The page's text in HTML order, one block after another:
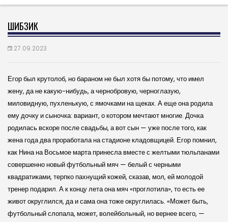
ШИБЗИК
27.09.2023
Егор был крутолоб, но бараном не был хотя бы потому, что имел
жену, да не какую-нибудь, а чернобровую, черноглазую,
миловидную, пухленькую, с ямочками на щеках. А еще она родила
ему дочку и сыночка: вариант, о котором мечтают многие. Дочка
родилась вскоре после свадьбы, а вот сын — уже после того, как
жена года два проработала на стадионе кладовщицей. Егор помнил,
как Нина на Восьмое марта принесла вместе с желтыми тюльпанами
совершенно новый футбольный мяч — белый с черными
квадратиками, терпко пахнущий кожей, сказав, мол, ей молодой
тренер подарил. А к концу лета она мяч «проглотила», то есть ее
живот округлился, да и сама она тоже округлилась. «Может быть,
футбольный слопала, может, волейбольный, но вернее всего, —